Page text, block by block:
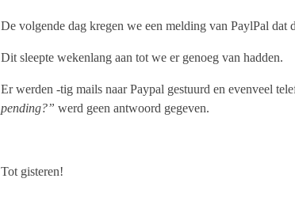
De volgende dag kregen we een melding van PaylPal dat
Dit sleepte wekenlang aan tot we er genoeg van hadden.
Er werden -tig mails naar Paypal gestuurd en evenveel
pending?” werd geen antwoord gegeven.
Tot gisteren!